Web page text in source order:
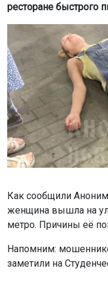
ресторане быстрого
Как сообщили
женщина вышла на
метро. Причины её
Напомним:
заметили на